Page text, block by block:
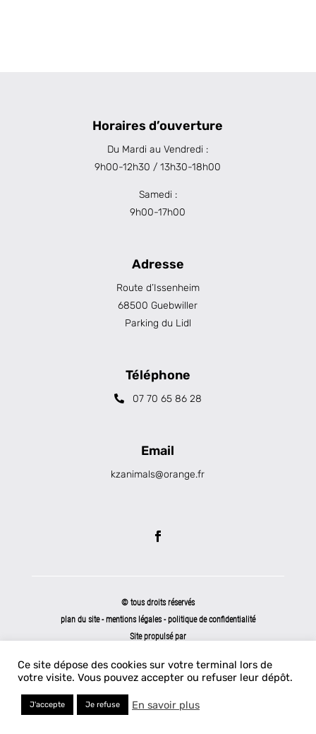
Horaires d’ouverture
Du Mardi au Vendredi :
9h00-12h30 / 13h30-18h00
Samedi :
9h00-17h00
Adresse
Route d’Issenheim
68500 Guebwiller
Parking du Lidl
Téléphone
07 70 65 86 28
Email
kzanimals@orange.fr
© tous droits réservés
plan du site-mentions légales -politique de confidentialité
Site propulsé par
Ce site dépose des cookies sur votre terminal lors de
votre visite. Vous pouvez accepter ou refuser leur dépôt.
J'accepte Je refuse En savoir plus